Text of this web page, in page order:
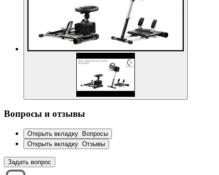
Вопросы и отзывы
Открыть вкладку
Вопросы
Открыть вкладку Отзывы
Задать вопрос